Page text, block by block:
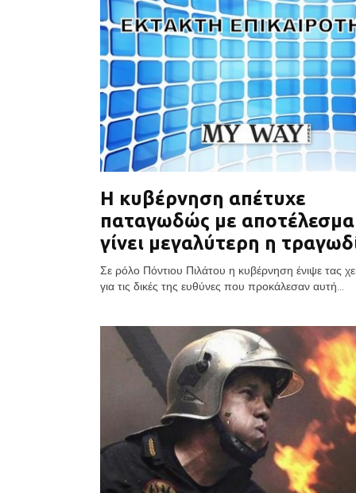
Η κυβέρνηση απέτυχε
παταγωδώς με
γίνει μεγαλύτερη η
Σε ρόλο Πόντιου Πιλάτου η κυβέρνηση ένιψε τας
για τις δικές της ευθύνες που προκάλεσαν αυτή...